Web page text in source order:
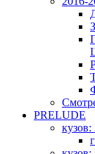
PRELUDE